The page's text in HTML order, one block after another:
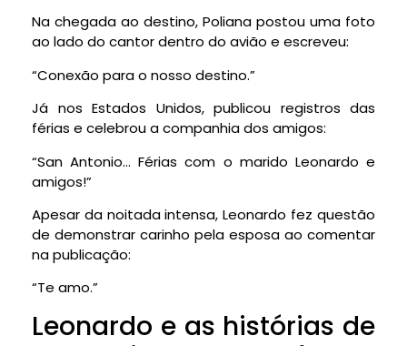
Na chegada ao destino, Poliana postou uma foto
ao lado do cantor dentro do avião e escreveu:
“Conexão para o nosso destino.”
Já nos Estados Unidos, publicou registros das
férias e celebrou a companhia dos amigos:
“San Antonio… Férias com o marido Leonardo e
amigos!”
Apesar da noitada intensa, Leonardo fez questão
de demonstrar carinho pela esposa ao comentar
na publicação:
“Te amo.”
Leonardo e as histórias de